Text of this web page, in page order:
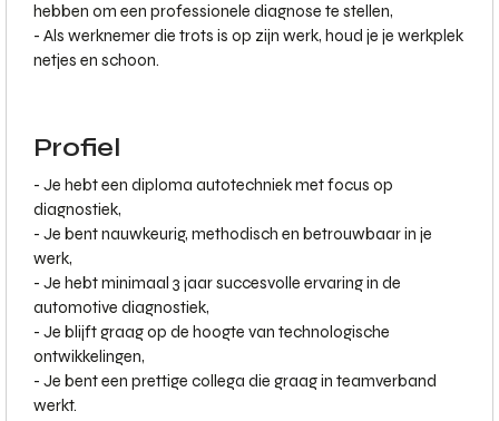
hebben om een professionele diagnose te stellen,
- Als werknemer die trots is op zijn werk, houd je je werkplek
netjes en schoon.
Profiel
- Je hebt een diploma autotechniek met focus op
diagnostiek,
- Je bent nauwkeurig, methodisch en betrouwbaar in je
werk,
- Je hebt minimaal 3 jaar succesvolle ervaring in de
automotive diagnostiek,
- Je blijft graag op de hoogte van technologische
ontwikkelingen,
- Je bent een prettige collega die graag in teamverband
werkt.